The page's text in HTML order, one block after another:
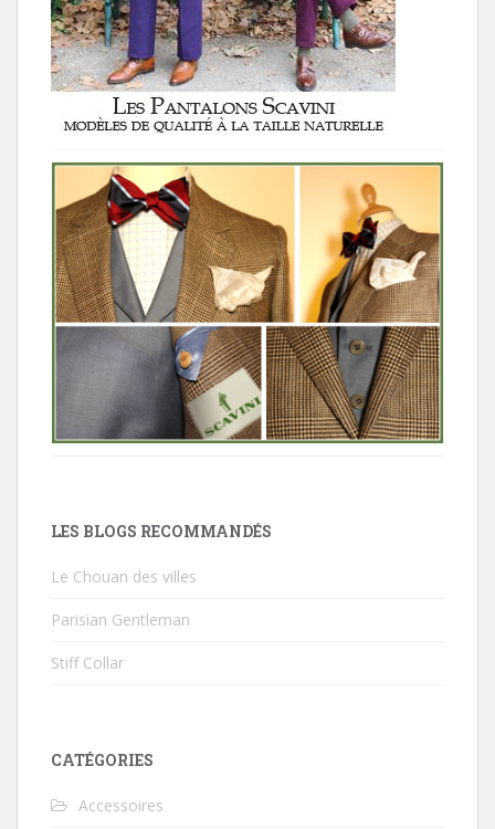
LES BLOGS RECOMMANDÉS
Le Chouan des villes
Parisian Gentleman
Stiff Collar
CATÉGORIES
Accessoires